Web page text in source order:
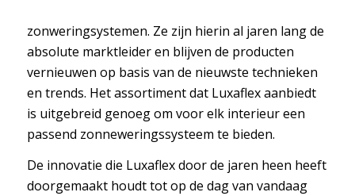
zonweringsystemen. Ze zijn hierin al jaren lang de
absolute marktleider en blijven de producten
vernieuwen op basis van de nieuwste technieken
en trends. Het assortiment dat Luxaflex aanbiedt
is uitgebreid genoeg om voor elk interieur een
passend zonneweringssysteem te bieden.
De innovatie die Luxaflex door de jaren heen heeft
doorgemaakt houdt tot op de dag van vandaag